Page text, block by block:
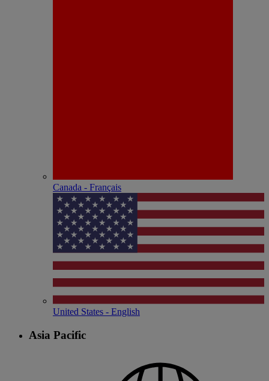
Canada - Français
United States - English
Asia Pacific